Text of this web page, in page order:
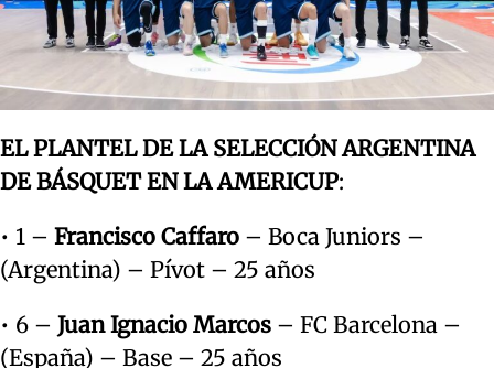
EL PLANTEL DE LA SELECCIÓN ARGENTINA
DE BÁSQUET EN LA AMERICUP:
• 1 – Francisco Caffaro – Boca Juniors –
(Argentina) – Pívot – 25 años
• 6 – Juan Ignacio Marcos – FC Barcelona –
(España) – Base – 25 años